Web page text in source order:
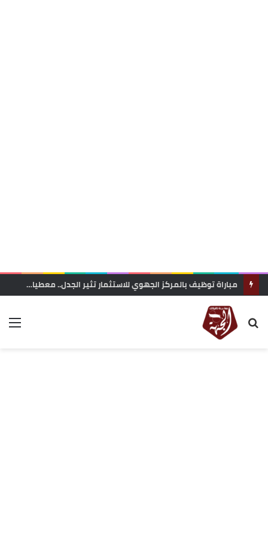
مباراة توظيف بالمركز الجهوي للاستثمار تثير الجدل.. معطيات حول محاولة “تفصيل المنصب” لفائدة مستخدمة مقربة